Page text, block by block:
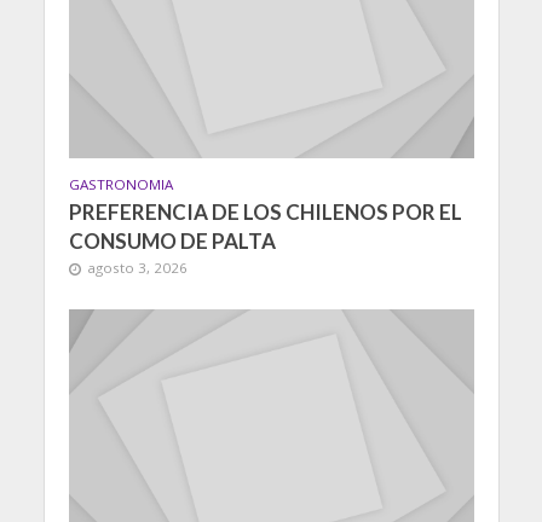
GASTRONOMIA
PREFERENCIA DE LOS CHILENOS POR EL
CONSUMO DE PALTA
agosto 3, 2026